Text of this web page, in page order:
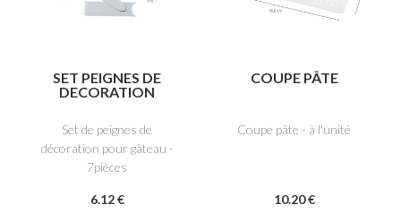
SET PEIGNES DE
DECORATION
Set de peignes de
décoration pour gâteau -
7pièces
6.12 €
COUPE PÂTE
Coupe pâte - à l'unité
10.20 €